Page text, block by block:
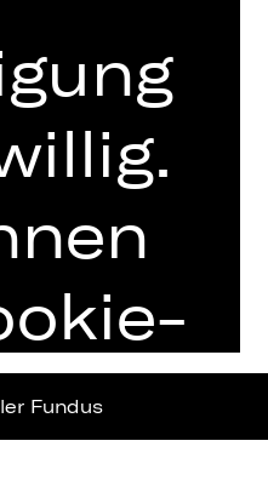
ZVB/L
AGB
Datenschutz
Cookies
Fundus